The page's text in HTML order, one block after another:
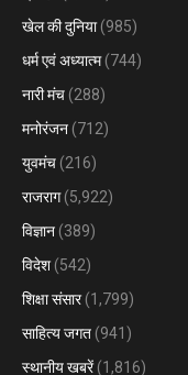
खेल की दुनिया(985)
धर्म एवं अध्यात्म(744)
नारी मंच (288)
मनोरंजन (712)
युवमंच (216)
राजराग(5,922)
विज्ञान (389)
विदेश (542)
शिक्षा संसार(1,799)
साहित्य जगत (941)
स्थानीय खबरें(1,816)